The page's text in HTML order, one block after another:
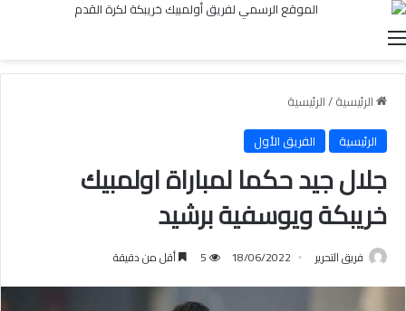
القائمة
الرئيسية/الرئيسية
الرئيسية
الفريق الأول
جلال جيد حكما لمباراة اولمبيك
خريبكة ويوسفية برشيد
فريق التحرير 18/06/2022
5 أقل من دقيقة